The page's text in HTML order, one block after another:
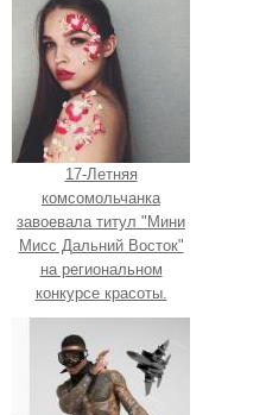
17-Летняя
комсомольчанка
завоевала титул "Мини
Мисс Дальний Восток"
на региональном
конкурсе красоты.